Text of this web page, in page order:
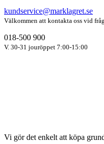
kundservice@marklagret.se
Välkommen att kontakta oss vid
018-500 900
V. 30-31 jouröppet 7:00-15:00
Vi gör det enkelt att köpa